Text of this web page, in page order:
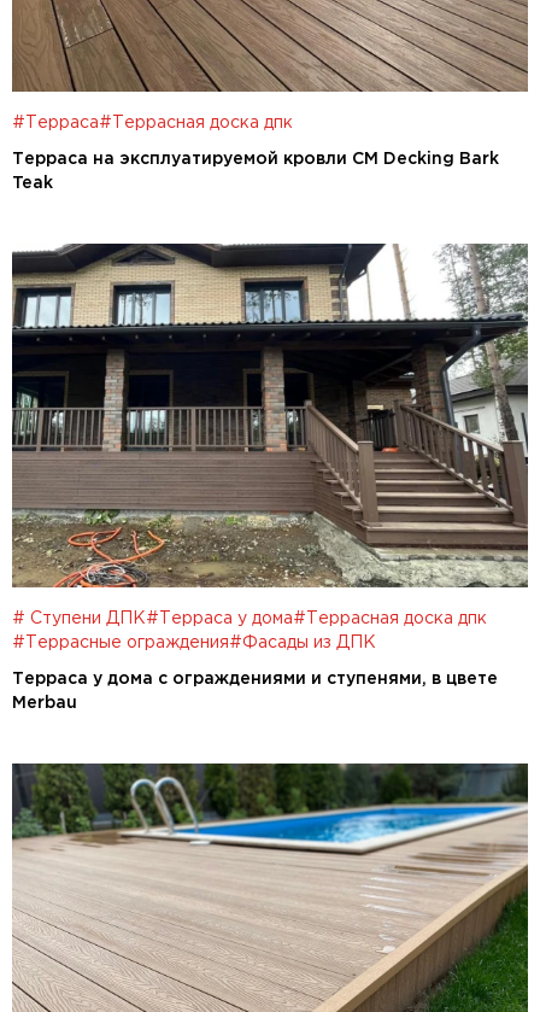
#Терраса#Террасная доска дпк
Терраса на эксплуатируемой кровли CM Decking Bark
Teak
# Cтупени ДПК#Терраса у дома#Террасная доска дпк
#Террасные ограждения #Фасады из ДПК
Терраса у дома с ограждениями и ступенями, в цвете
Merbau